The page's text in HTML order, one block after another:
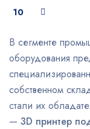
10
В сегменте
оборудования
собственном
стали их
— 3D принтер